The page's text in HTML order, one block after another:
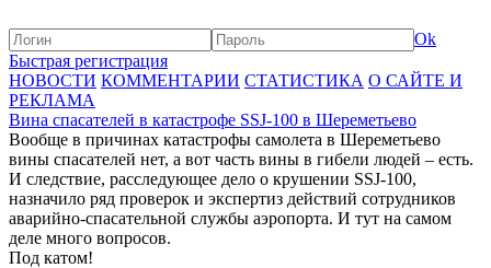
Ok
Быстрая регистрация
НОВОСТИ КОММЕНТАРИИ СТАТИСТИКА О САЙТЕ И
РЕКЛАМА
Вина спасателей в катастрофе SSJ-100 в Шереметьево
Вообще в причинах катастрофы самолета в Шереметьево
вины спасателей нет, а вот часть вины в гибели людей – есть.
И следствие, расследующее дело о крушении SSJ-100,
назначило ряд проверок и экспертиз действий сотрудников
аварийно-спасательной службы аэропорта. И тут на самом
деле много вопросов.
Под катом!